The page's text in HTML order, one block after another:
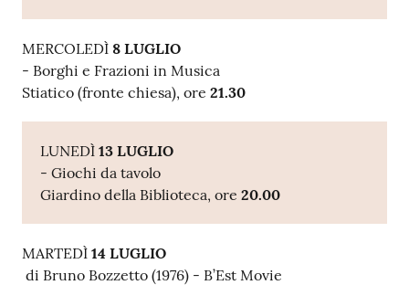
MERCOLEDÌ 8 LUGLIO
- Borghi e Frazioni in Musica
Stiatico (fronte chiesa), ore 21.30
LUNEDÌ 13 LUGLIO
- Giochi da tavolo
Giardino della Biblioteca, ore 20.00
MARTEDÌ 14 LUGLIO
di Bruno Bozzetto (1976) - B’Est Movie